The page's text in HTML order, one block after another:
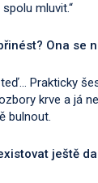
mluvit.“
Ona se
Prakticky
krve a já
bulnout.
ještě